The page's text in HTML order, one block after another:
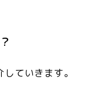
ていきます。